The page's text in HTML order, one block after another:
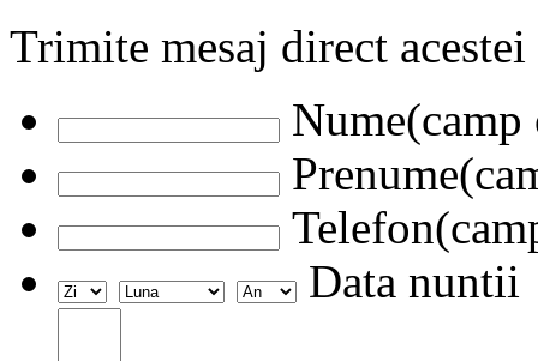
Trimite mesaj direct
Data nuntii